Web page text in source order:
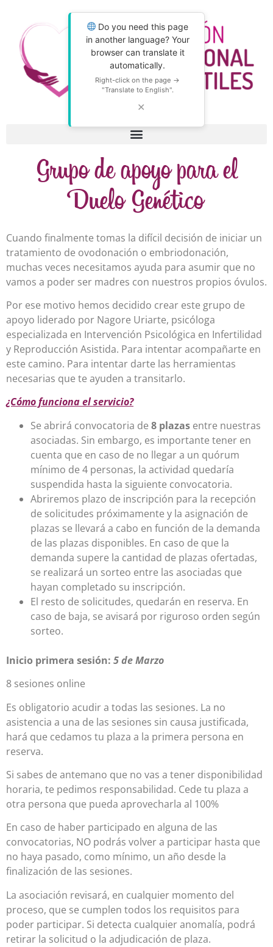
Do you need this page
in another language? Your
browser can translate it
automatically.
Right-click on the page →
"Translate to English".
✕
Grupo de apoyo para el
Duelo Genético
Cuando finalmente tomas la difícil decisión de iniciar un
tratamiento de ovodonación o embriodonación,
muchas veces necesitamos ayuda para asumir que no
vamos a poder ser madres con nuestros propios óvulos.
Por ese motivo hemos decidido crear este grupo de
apoyo liderado por Nagore Uriarte, psicóloga
especializada en Intervención Psicológica en Infertilidad
y Reproducción Asistida. Para intentar acompañarte en
este camino. Para intentar darte las herramientas
necesarias que te ayuden a transitarlo.
¿Cómo funciona el servicio?
Se abrirá convocatoria de 8 plazas entre nuestras
asociadas. Sin embargo, es importante tener en
cuenta que en caso de no llegar a un quórum
mínimo de 4 personas, la actividad quedaría
suspendida hasta la siguiente convocatoria.
Abriremos plazo de inscripción para la recepción
de solicitudes próximamente y la asignación de
plazas se llevará a cabo en función de la demanda
de las plazas disponibles. En caso de que la
demanda supere la cantidad de plazas ofertadas,
se realizará un sorteo entre las asociadas que
hayan completado su inscripción.
El resto de solicitudes, quedarán en reserva. En
caso de baja, se avisará por riguroso orden según
sorteo.
Inicio primera sesión: 5 de Marzo
8 sesiones online
Es obligatorio acudir a todas las sesiones. La no
asistencia a una de las sesiones sin causa justificada,
hará que cedamos tu plaza a la primera persona en
reserva.
Si sabes de antemano que no vas a tener disponibilidad
horaria, te pedimos responsabilidad. Cede tu plaza a
otra persona que pueda aprovecharla al 100%
En caso de haber participado en alguna de las
convocatorias, NO podrás volver a participar hasta que
no haya pasado, como mínimo, un año desde la
finalización de las sesiones.
La asociación revisará, en cualquier momento del
proceso, que se cumplen todos los requisitos para
poder participar. Si detecta cualquier anomalía, podrá
retirar la solicitud o la adjudicación de plaza.